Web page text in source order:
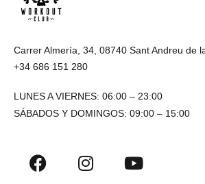
Carrer Almería, 34, 08740 Sant Andreu de
+34 686 151 280
LUNES A VIERNES: 06:00 – 23:00
SÁBADOS Y DOMINGOS: 09:00 – 15:00